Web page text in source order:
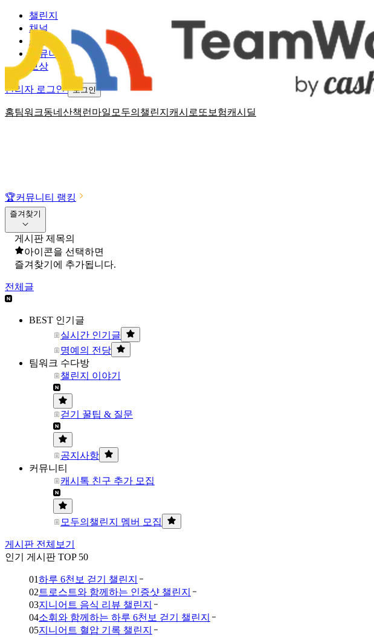
홈팀워크동네산책 런마일 모두의챌린지 캐시로또 보험캐시딜
챌린지
채널
소식
커뮤니티
보상
관리자 로그인 로그인
🏆커뮤니티 랭킹
즐겨찾기
게시판 제목의
아이콘을 선택하면
즐겨찾기에 추가됩니다.
전체글
BEST 인기글
실시간 인기글
명예의 전당
팀워크 수다방
챌린지 이야기
걷기 꿀팁 & 질문
공지사항
커뮤니티
캐시톡 친구 추가 모집
모두의챌린지 멤버 모집
게시판 전체보기
인기 게시판 TOP 50
01하루 6천보 걷기 챌린지
02 트로스트와 함께하는 인증샷 챌린지
03지니어트 음식 리뷰 챌린지
04소휘와 함께하는 하루 6천보 걷기 챌린지
05지니어트 혈압 기록 챌린지